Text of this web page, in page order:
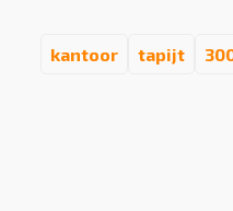
kantoor tapijt